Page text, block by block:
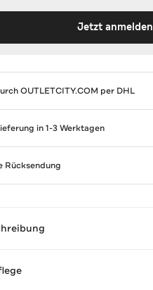
Jetzt anmelden
OUTLETCITY.COM per DHL
in 1-3 Werktagen
Rücksendung